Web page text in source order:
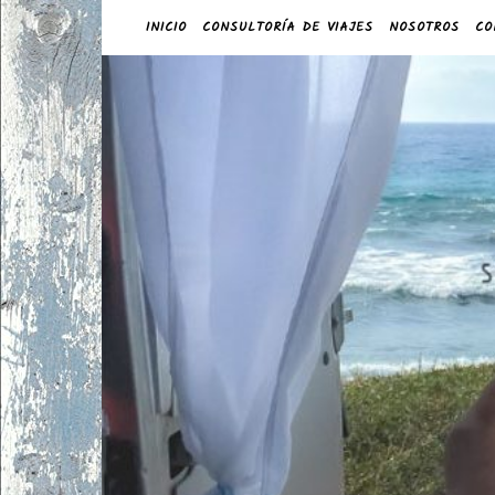
INICIO CONSULTORÍA DE VIAJES NOSOTROS